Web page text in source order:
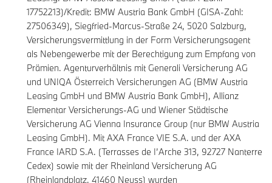
17752213)/Kredit: BMW Austria Bank GmbH (GISA-Zahl:
27506349), Siegfried-Marcus-Straße 24, 5020 Salzburg,
Versicherungsvermittlung in der Form Versicherungsagent
als Nebengewerbe mit der Berechtigung zum Empfang von
Prämien. Agenturverhältnis mit Generali Versicherung AG
und UNIQA Österreich Versicherungen AG (BMW Austria
Leasing GmbH und BMW Austria Bank GmbH), Allianz
Elementar Versicherungs-AG und Wiener Städtische
Versicherung AG Vienna Insurance Group (nur BMW Austria
Leasing GmbH). Mit AXA France VIE S.A. und der AXA
France IARD S.A. (Terrasses de I’Arche 313, 92727 Nanterre
Cedex) sowie mit der Rheinland Versicherung AG
(Rheinlandplatz, 41460 Neuss) wurden